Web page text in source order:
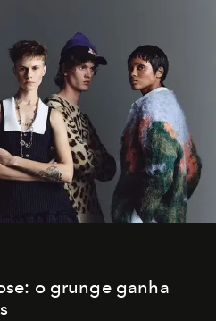
o grunge ganha